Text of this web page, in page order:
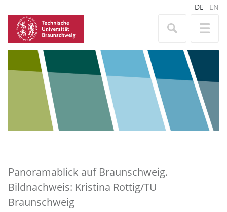
DE EN
Panoramablick auf Braunschweig.
Bildnachweis: Kristina Rottig/TU
Braunschweig